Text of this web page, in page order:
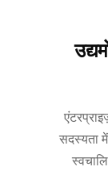
सदस्यता